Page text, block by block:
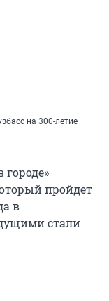
на 300-летие
пройдет
в
стали